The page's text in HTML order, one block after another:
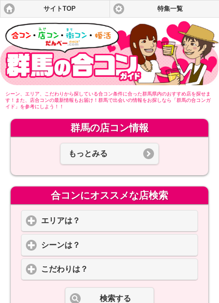
サイトTOP 特集一覧
シーン、エリア、こだわりから探している合コン条件に合った群馬県内のおすすめ店を探せま
す！また、店合コンの最新情報もお届け！群馬で出会いの情報をお探しなら「群馬の合コンガ
イド」を参考にしよう！！
群馬の店コン情報
もっとみる
合コンにオススメな店検索
エリアは？
シーンは？
こだわりは？
検索する